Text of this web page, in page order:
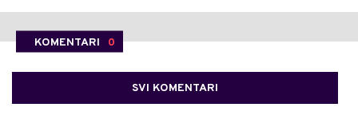
KOMENTARI 0
SVI KOMENTARI